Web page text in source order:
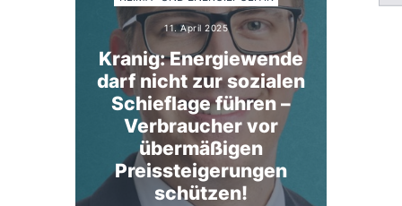
11. April 2025
Kranig: Energiewende
darf nicht zur sozialen
Schieflage führen –
Verbraucher vor
übermäßigen
Preissteigerungen
schützen!